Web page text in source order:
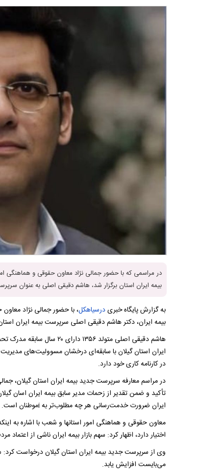
در مراسمی که با حضور جمالی نژاد معاون حقوقی و
بیمه ایران استان برگزار شد، هاشم دقیقی اصلی به عنوان
به گزارش پایگاه خبریدرسیاهکل، با حضور جمالی نژاد
بیمه ایران، دکتر هاشم دقیقی اصلی سرپرست بیمه ایران
هاشم دقیقی اصلی متولد
ایران استان گیلان با سابقه‌ای درخشان مسوولیت‌های
در کارنامه کاری خود دارد.
در مراسم معارفه سرپرست جدید بیمه ایران استان گیلان،
تأکید و ضمن تقدیر از زحمات مدیر سابق بیمه ایران اسان
ایران ضرورت خدمت‌رسانی هر چه مطلوب‌تر به iموطنان است.
معاون حقوقی و هماهنگی امور استانها و شعب با اشاره به
اختیار دارد، اظهار کرد: سهم بازار بیمه ایران ناشی از اعتماد
وی از سرپرست جدید بیمه ایران استان گیلان درخواست کرد:
می‌بایست افزایش یابد.